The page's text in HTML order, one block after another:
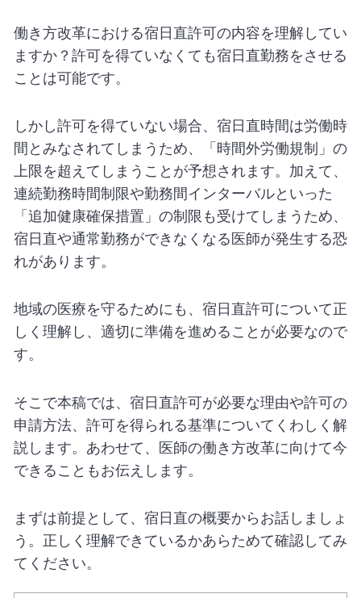
働き方改革における宿日直許可の内容を理解してい
ますか？許可を得ていなくても宿日直勤務をさせる
ことは可能です。
しかし許可を得ていない場合、宿日直時間は労働時
間とみなされてしまうため、「時間外労働規制」の
上限を超えてしまうことが予想されます。加えて、
連続勤務時間制限や勤務間インターバルといった
「追加健康確保措置」の制限も受けてしまうため、
宿日直や通常勤務ができなくなる医師が発生する恐
れがあります。
地域の医療を守るためにも、宿日直許可について正
しく理解し、適切に準備を進めることが必要なので
す。
そこで本稿では、宿日直許可が必要な理由や許可の
申請方法、許可を得られる基準についてくわしく解
説します。あわせて、医師の働き方改革に向けて今
できることもお伝えします。
まずは前提として、宿日直の概要からお話しましょ
う。正しく理解できているかあらためて確認してみ
てください。